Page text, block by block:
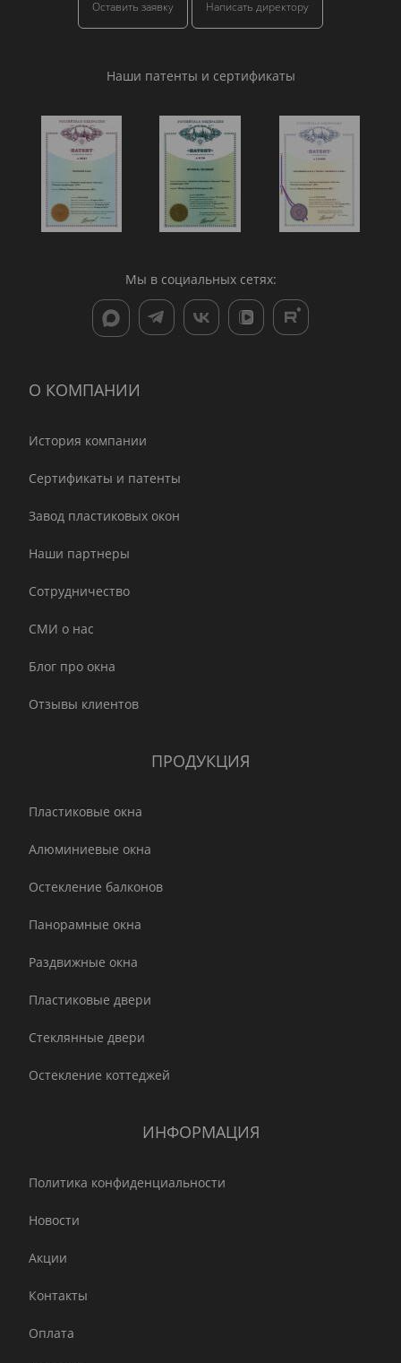
Оставить заявку Написать директору
Наши патенты и сертификаты
Мы в социальных сетях:
О КОМПАНИИ
История компании
Сертификаты и патенты
Завод пластиковых окон
Наши партнеры
Сотрудничество
СМИ о нас
Блог про окна
Отзывы клиентов
ПРОДУКЦИЯ
Пластиковые окна
Алюминиевые окна
Остекление балконов
Панорамные окна
Раздвижные окна
Пластиковые двери
Стеклянные двери
Остекление коттеджей
ИНФОРМАЦИЯ
Политика конфиденциальности
Новости
Акции
Контакты
Оплата